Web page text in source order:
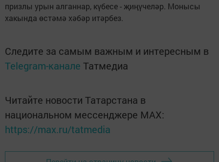
призлы урын алганнар, күбесе - җиңүчеләр. Монысы
хакында өстәмә хәбәр итәрбез.
Следите за самым важным и интересным в
Telegram-канале Татмедиа
Читайте новости Татарстана в
национальном мессенджере MАХ:
https://max.ru/tatmedia